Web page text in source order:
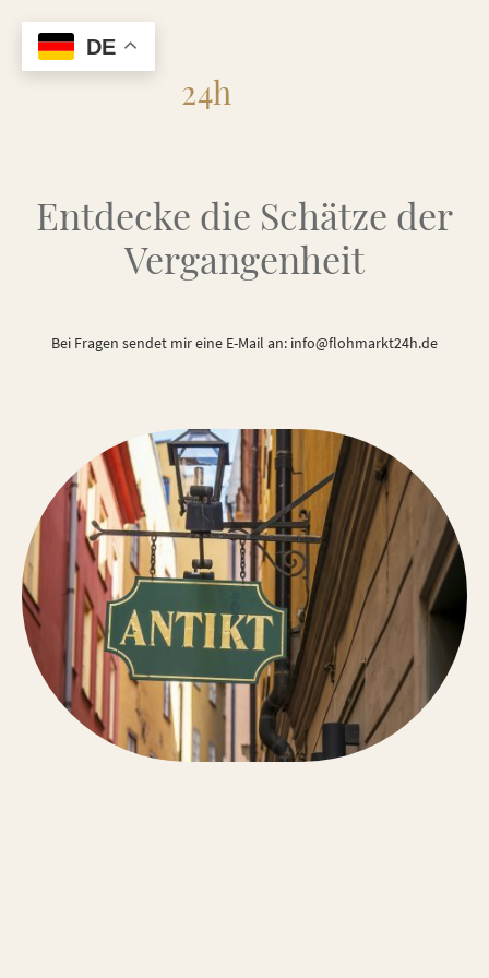
24h
Entdecke die Schätze der
Vergangenheit
Bei Fragen sendet mir eine E-Mail an: info@flohmarkt24h.de
DE